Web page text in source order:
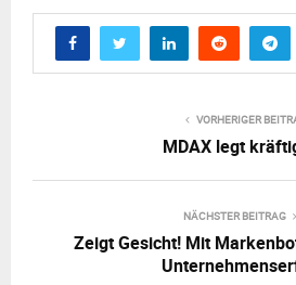
VORHERIGER
MDAX legt
NÄCHSTER BEITRAG
Zeigt Gesicht! Mit